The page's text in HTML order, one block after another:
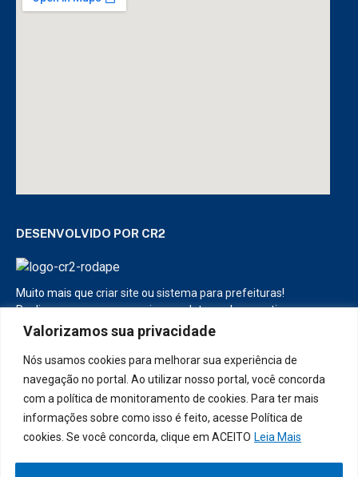
Valorizamos sua privacidade
Nós usamos cookies para melhorar sua experiência de
navegação no portal. Ao utilizar nosso portal, você concorda
com a política de monitoramento de cookies. Para ter mais
informações sobre como isso é feito, acesse Política de
cookies. Se você concorda, clique em ACEITO Leia Mais
DESENVOLVIDO POR CR2
Muito mais que criar site ou sistema para prefeituras!
Realizamos umaassessoriacompleta, onde garantimos em
contrato que todas as exigências dasleis de transparência
Conheça oPNTPe oRadar da Transparência Pública